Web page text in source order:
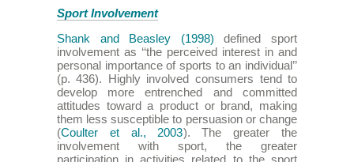
Sport Involvement
Shank and Beasley (1998) defined sport
involvement as ‘‘the perceived interest in and
personal importance of sports to an individual’’
(p. 436). Highly involved consumers tend to
develop more entrenched and committed
attitudes toward a product or brand, making
them less susceptible to persuasion or change
(Coulter et al., 2003). The greater the
involvement with sport, the greater
participation in activities related to the sport